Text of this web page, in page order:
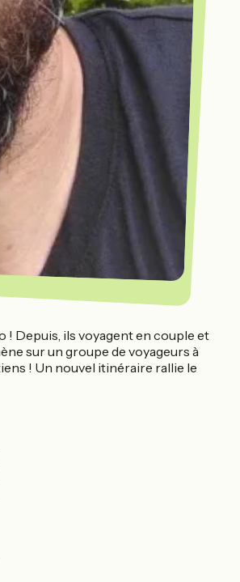
! Depuis, ils voyagent en couple et
sur un groupe de voyageurs à
! Un nouvel itinéraire rallie le